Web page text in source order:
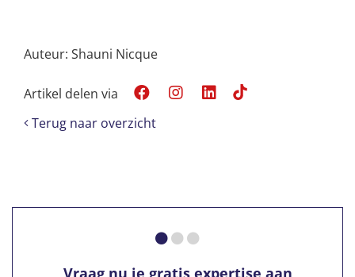
Auteur: Shauni Nicque
Artikel delen via
Terug naar overzicht